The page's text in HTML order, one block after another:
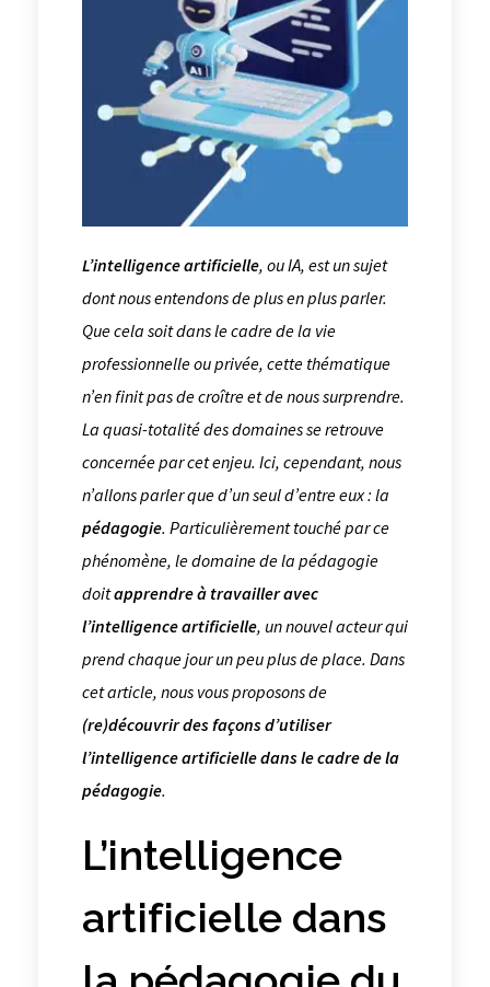
L’intelligence artificielle, ou IA, est un sujet
dont nous entendons de plus en plus parler.
Que cela soit dans le cadre de la vie
professionnelle ou privée, cette thématique
n’en finit pas de croître et de nous surprendre.
La quasi-totalité des domaines se retrouve
concernée par cet enjeu. Ici, cependant, nous
n’allons parler que d’un seul d’entre eux : la
pédagogie. Particulièrement touché par ce
phénomène, le domaine de la pédagogie
doitapprendre à travailler avec
l’intelligence artificielle, un nouvel acteur qui
prend chaque jour un peu plus de place. Dans
cet article, nous vous proposons de
(re)découvrir des façons d’utiliser
l’intelligence artificielle dans le cadre de la
pédagogie.
L’intelligence
artificielle dans